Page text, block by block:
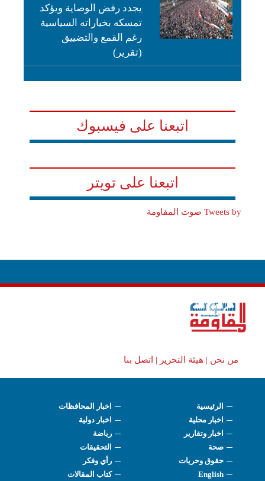
يجدد رفض الوصاية ويؤكد
تمسكه بخياراته السياسية
رغم القمع والتضييق
(تقرير)
اتبعنا على فيسبوك
اتبعنا على تويتر
Tweets by صوت المقاومة
من نحن | هيئة التحرير | اتصل بنا
الرئيسية
اخبار المحافظات
اخبار محلية
اخبار دولية
اخبار وتقارير
رياضة
صحة
التحقيقات
حقوق وحريات
رأي وفكر
English
كتاب المقالات